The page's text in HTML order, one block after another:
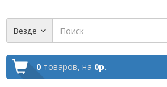
Везде
0 товаров, на 0р.